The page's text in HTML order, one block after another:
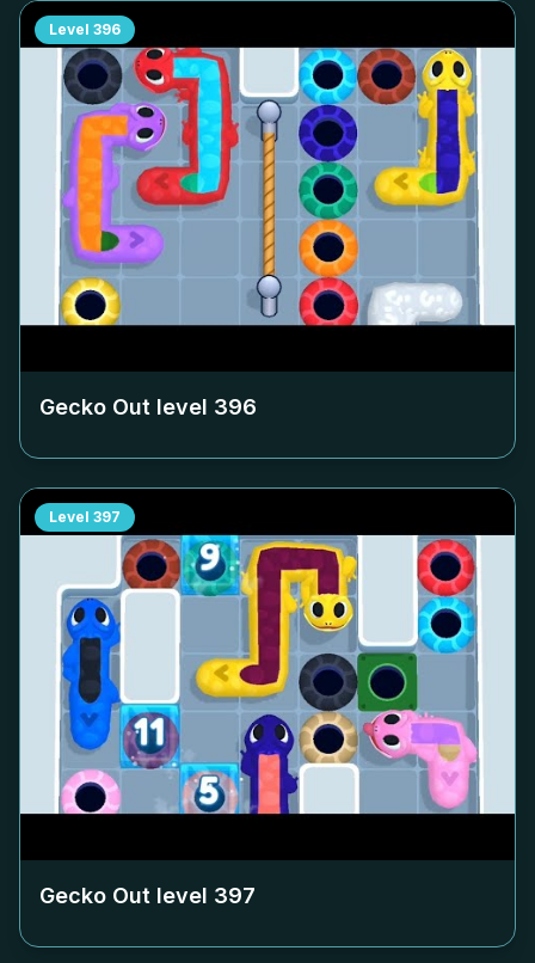
Level 396
Gecko Out level 396
Level 397
Gecko Out level 397